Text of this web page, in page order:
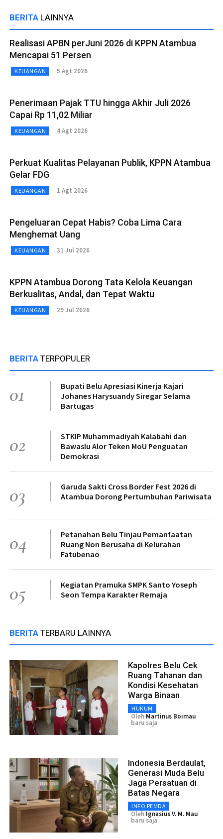
BERITA LAINNYA
Realisasi APBN perJuni 2026 di KPPN Atambua
Mencapai 51 Persen
KEUANGAN 5 Agt 2026
Penerimaan Pajak TTU hingga Akhir Juli 2026
Capai Rp 11,02 Miliar
KEUANGAN 4 Agt 2026
Perkuat Kualitas Pelayanan Publik, KPPN Atambua
Gelar FDG
KEUANGAN 1 Agt 2026
Pengeluaran Cepat Habis? Coba Lima Cara
Menghemat Uang
KEUANGAN 31 Jul 2026
KPPN Atambua Dorong Tata Kelola Keuangan
Berkualitas, Andal, dan Tepat Waktu
KEUANGAN 29 Jul 2026
BERITA TERPOPULER
01
Bupati Belu Apresiasi Kinerja Kajari
Johanes Harysuandy Siregar Selama
Bartugas
02
STKIP Muhammadiyah Kalabahi dan
Bawaslu Alor Teken MoU Penguatan
Demokrasi
03
Garuda Sakti Cross Border Fest 2026 di
Atambua Dorong Pertumbuhan Pariwisata
04
Petanahan Belu Tinjau Pemanfaatan
Ruang Non Berusaha di Kelurahan
Fatubenao
05
Kegiatan Pramuka SMPK Santo Yoseph
Seon Tempa Karakter Remaja
BERITA TERBARU LAINNYA
Kapolres Belu Cek
Ruang Tahanan dan
Kondisi Kesehatan
Warga Binaan
HUKUM
Oleh Martinus Boimau
baru saja
Indonesia Berdaulat,
Generasi Muda Belu
Jaga Persatuan di
Batas Negara
INFO PEMDA
Oleh Ignasius V. M. Mau
baru saja